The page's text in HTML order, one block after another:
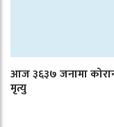
आज ३६३७ जनामा
मृत्यु